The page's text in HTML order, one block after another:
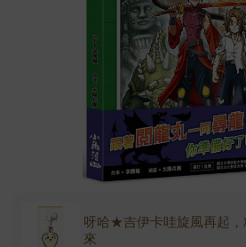
呀哈★吉伊卡哇旋風再起，
來